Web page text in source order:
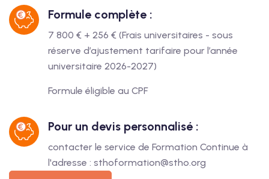
Formule complète :
7 800 € + 256 € (Frais universitaires - sous
réserve d’ajustement tarifaire pour l’année
universitaire 2026-2027)
Formule éligible au CPF
Pour un devis personnalisé :
contacter le service de Formation Continue à
l'adresse : sthoformation@stho.org